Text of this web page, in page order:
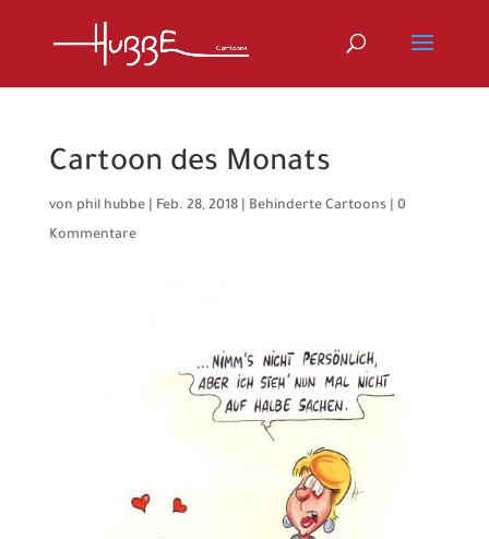
Cartoon des Monats
von phil hubbe| Feb. 28, 2018| Behinderte Cartoons| 0
Kommentare